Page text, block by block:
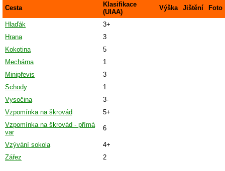
Cesta
Klasifikace
(UIAA)
Výška Jištění Foto
Hlaďák
3+
Hrana
3
Kokotina
5
Mechárna
1
Minipřevis
3
Schody
1
Vysočina
3-
Vzpomínka na škrovád
5+
Vzpomínka na škrovád - přímá
var
6
Vzývání sokola
4+
Zářez
2